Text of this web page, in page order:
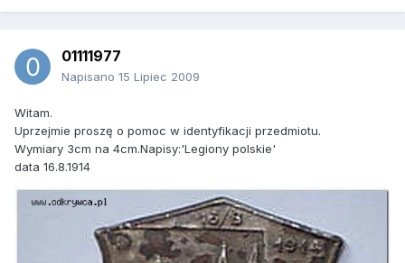
01111977
Napisano 15 Lipiec 2009
Witam.
Uprzejmie proszę o pomoc w identyfikacji przedmiotu.
Wymiary 3cm na 4cm.Napisy:'Legiony polskie'
data 16.8.1914